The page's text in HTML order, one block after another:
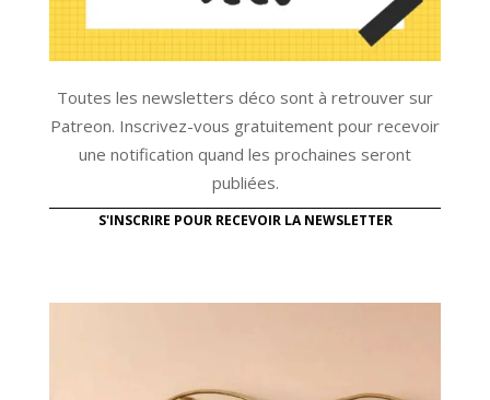
Toutes les newsletters déco sont à retrouver sur
Patreon. Inscrivez-vous gratuitement pour recevoir
une notification quand les prochaines seront
publiées.
S'INSCRIRE POUR RECEVOIR LA NEWSLETTER